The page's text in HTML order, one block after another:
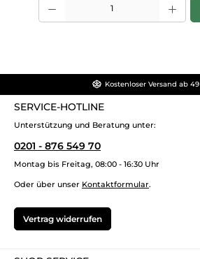
Kostenloser Versand ab
SERVICE-HOTLINE
Unterstützung und Beratung unter:
0201 - 876 549 70
Montag bis Freitag, 08:00 - 16:30 Uhr
Oder über unser Kontaktformular.
Vertrag widerrufen